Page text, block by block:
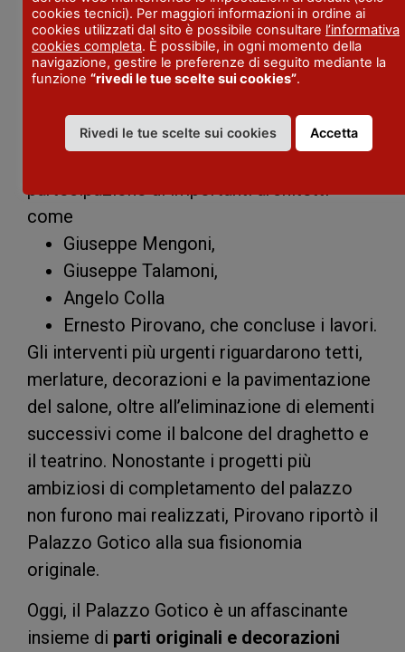
realizzò le prime riparazioni urgenti del
palazzo. Successivamente, nel 1856, con la
riscoperta del Medioevo, si decise di
bellezza”. Il restauro, protrattosi fino al
partecipazione di importanti architetti
come
Giuseppe Mengoni,
Giuseppe Talamoni,
Angelo Colla
Ernesto Pirovano, che concluse i lavori.
Gli interventi più urgenti riguardarono tetti,
merlature, decorazioni e la pavimentazione
del salone, oltre all’eliminazione di elementi
successivi come il balcone del draghetto e
il teatrino. Nonostante i progetti più
ambiziosi di completamento del palazzo
non furono mai realizzati, Pirovano riportò il
Palazzo Gotico alla sua fisionomia
originale.
Oggi, il Palazzo Gotico è un affascinante
insieme di parti originali e decorazioni
cookies tecnici). Per maggiori informazioni in ordine ai
cookies utilizzati dal sito è possibile consultare l’informativa
cookies completa. È possibile, in ogni momento della
navigazione, gestire le preferenze di seguito mediante la
funzione “rivedi le tue scelte sui cookies”.
Rivedi le tue scelte sui cookies Accetta